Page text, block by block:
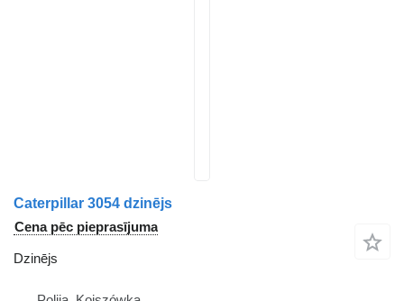
Caterpillar 3054 dzinējs
Cena pēc pieprasījuma
Dzinējs